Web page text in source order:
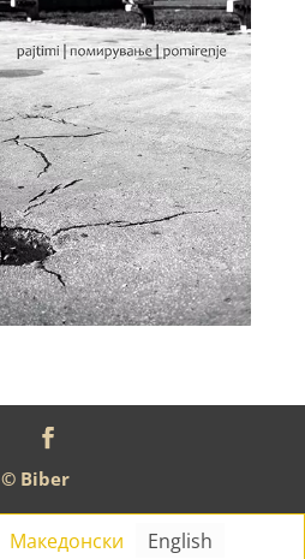
© Biber
Македонски English